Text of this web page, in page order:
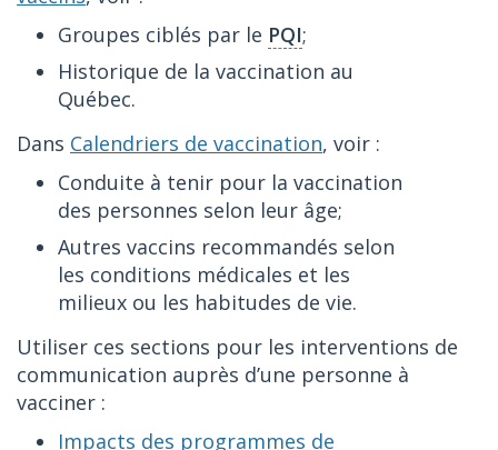
Groupes ciblés par le PQI;
Historique de la vaccination au
Québec.
Dans Calendriers de vaccination, voir :
Conduite à tenir pour la vaccination
des personnes selon leur âge;
Autres vaccins recommandés selon
les conditions médicales et les
milieux ou les habitudes de vie.
Utiliser ces sections pour les interventions de
communication auprès d’une personne à
vacciner :
Impacts des programmes de